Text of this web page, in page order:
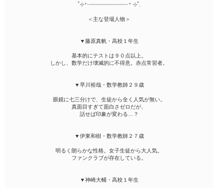
˚⊹⁺‧┈┈┈┈┈┈┈┈┈┈┈‧⁺ ⊹˚.
＜主な登場人物＞
▼藤原真帆・高校１年生
基本的にテストは９０点以上。
しかし、数学だけ壊滅的に不得意。赤点常習者。
▼早川裕哉・数学教師２９歳
眼鏡に七三分けで、生徒から全く人気が無い。
真面目すぎて面白さゼロだが、
話せば印象が変わる…？
▼伊東和樹・数学教師２７歳
明るく朗らかな性格。女子生徒から大人気。
ファンクラブが存在している。
▼神崎大輔・高校１年生